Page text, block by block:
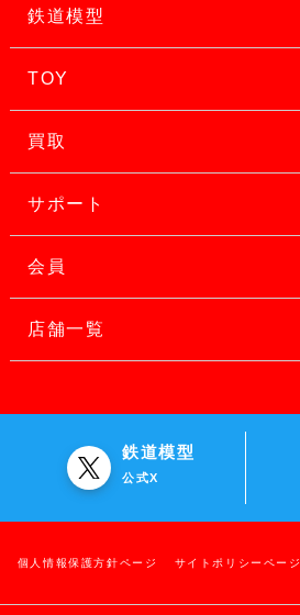
鉄道模型
TOY
買取
サポート
会員
店舗一覧
鉄道模型
公式X
個人情報保護方針ページ サイトポリシーページ